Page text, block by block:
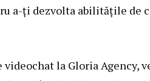
a-ți dezvolta abilitățile de
la Gloria